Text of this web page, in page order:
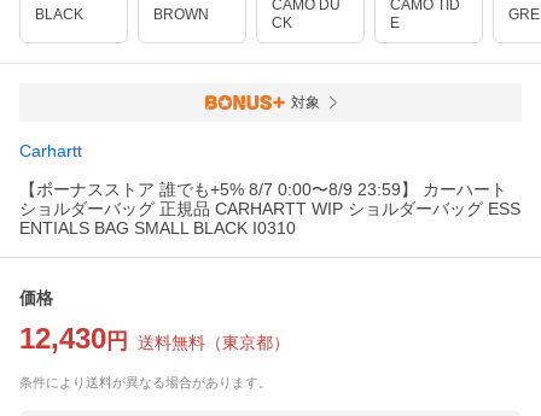
BLACK BROWN
CAMO DU
CK
CAMO TID
E
対象
Carhartt
【ボーナスストア 誰でも+5% 8/7 0:00〜8/9 23:59】 カーハート
ショルダーバッグ 正規品 CARHARTT WIP ショルダーバッグ ESS
ENTIALS BAG SMALL BLACK I0310
価格
12,430 円 送料無料 （東京都）
条件により送料が異なる場合があります。